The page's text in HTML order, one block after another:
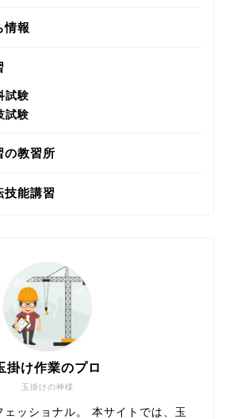
情報
試験
試験
の教習所
技能講習
玉掛けの神様
掛け作業のプロ
ェッショナル。 本サイトでは、玉